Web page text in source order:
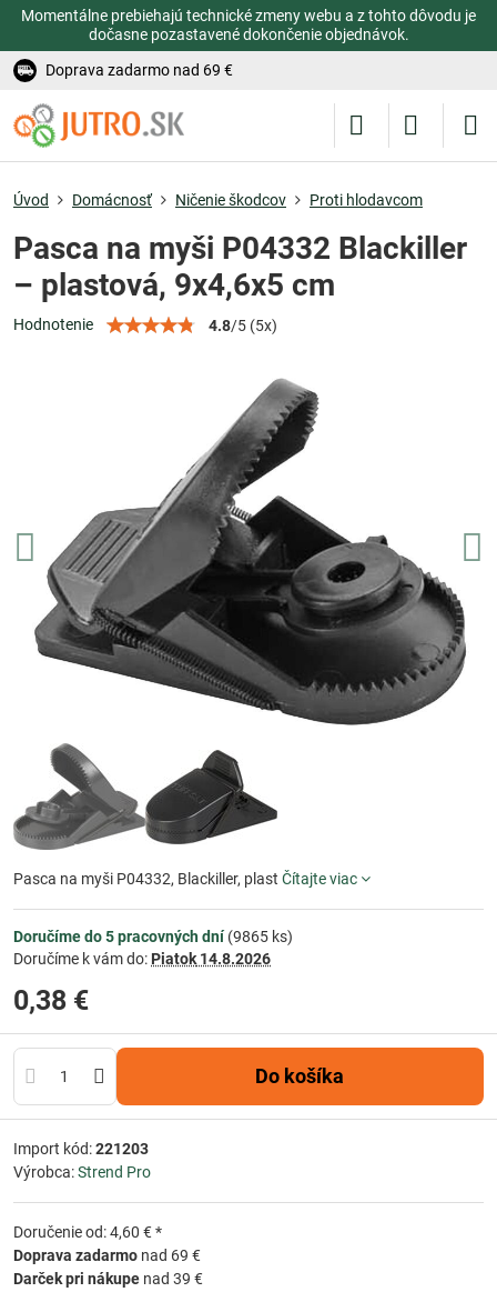
Momentálne prebiehajú technické zmeny webu a z tohto dôvodu je
dočasne pozastavené dokončenie objednávok.
Doprava zadarmo nad 69 €
Úvod Domácnosť Ničenie škodcov Proti hlodavcom
Pasca na myši P04332 Blackiller
– plastová, 9x4,6x5 cm
Hodnotenie 4.8/5 (5x)
Pasca na myši P04332, Blackiller, plast Čítajte viac
Doručíme do 5 pracovných dní(9865 ks)
Doručíme k vám do: Piatok14.8.2026
0,38 €
Do košíka
Import kód:221203
Výrobca:Strend Pro
Doručenie od: 4,60 € *
Doprava zadarmo nad 69 €
Darček pri nákupe nad 39 €